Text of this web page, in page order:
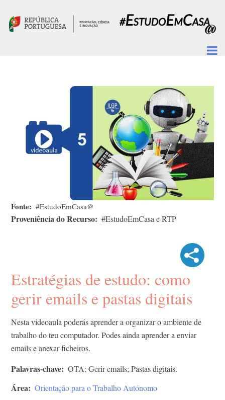
Fonte #EstudoEmCasa@
Proveniência do Recurso #EstudoEmCasa e RTP
Estratégias de estudo: como
gerir emails e pastas digitais
Nesta videoaula poderás aprender a organizar o ambiente de
trabalho do teu computador. Podes ainda aprender a enviar
emails e anexar ficheiros.
Palavras-chave OTA; Gerir emails; Pastas digitais.
Área Orientação para o Trabalho Autónomo